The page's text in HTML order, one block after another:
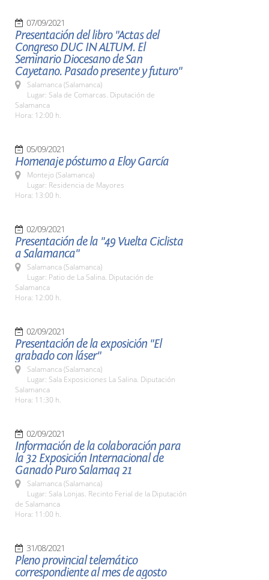
07/09/2021
Presentación del libro "Actas del
Congreso DUC IN ALTUM. El
Seminario Diocesano de San
Cayetano. Pasado presente y futuro"
Salamanca (Salamanca)
Lugar: Sala de Comarcas. Diputación de
Salamanca
Hora: 12:00 h.
05/09/2021
Homenaje póstumo a Eloy García
Montejo (Salamanca)
Lugar: Residencia de Mayores
Hora: 13:00 h.
02/09/2021
Presentación de la "49 Vuelta Ciclista
a Salamanca"
Salamanca (Salamanca)
Lugar: Patio de La Salina. Diputación de
Salamanca
Hora: 12:00 h.
02/09/2021
Presentación de la exposición "El
grabado con láser"
Salamanca (Salamanca)
Lugar: Sala Exposiciones La Salina. Diputación
Salamanca
Hora: 11:30 h.
02/09/2021
Información de la colaboración para
la 32 Exposición Internacional de
Ganado Puro Salamaq 21
Salamanca (Salamanca)
Lugar: Sala Lonjas. Recinto Ferial de la Diputación
de Salamanca
Hora: 11:00 h.
31/08/2021
Pleno provincial telemático
correspondiente al mes de agosto